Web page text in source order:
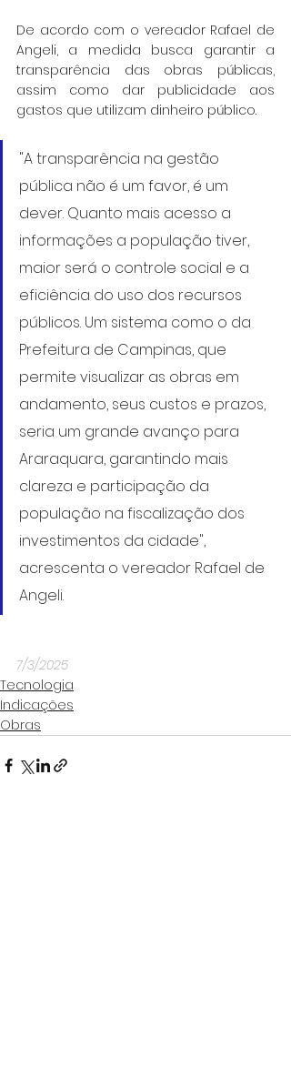
De acordo com o vereador Rafael de
Angeli, a medida busca garantir a
transparência das obras públicas,
assim como dar publicidade aos
gastos que utilizam dinheiro público.
"A transparência na gestão
pública não é um favor, é um
dever. Quanto mais acesso a
informações a população tiver,
maior será o controle social e a
eficiência do uso dos recursos
públicos. Um sistema como o da
Prefeitura de Campinas, que
permite visualizar as obras em
andamento, seus custos e prazos,
seria um grande avanço para
Araraquara, garantindo mais
clareza e participação da
população na fiscalização dos
investimentos da cidade",
acrescenta o vereador Rafael de
Angeli.
7/3/2025
Tecnologia
Indicações
Obras